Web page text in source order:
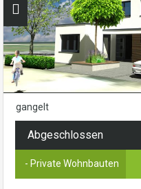
gangelt
Abgeschlossen
- Private Wohnbauten